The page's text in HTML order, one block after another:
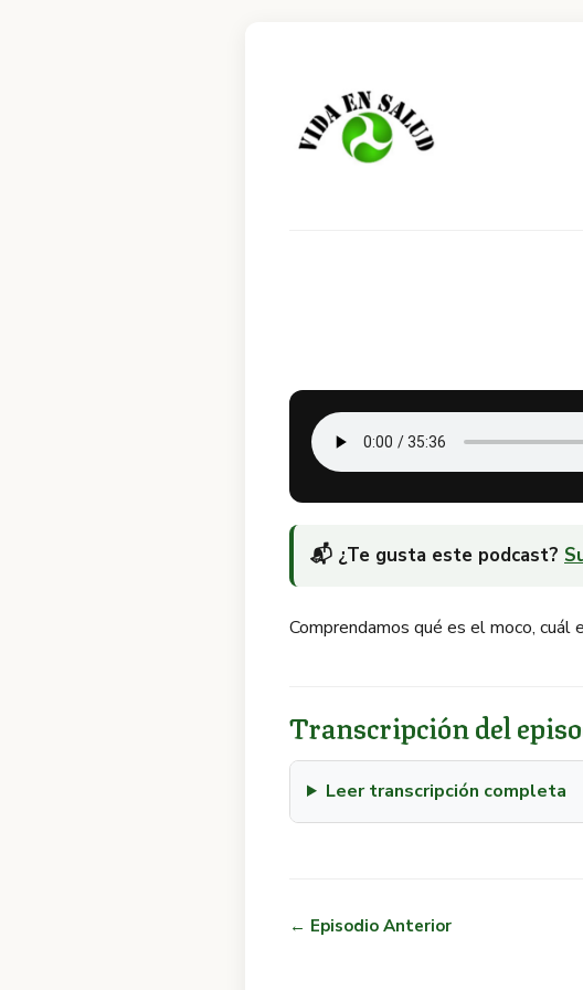
📬 ¿Te gusta este podcast?
Comprendamos qué es el moco, cuál
Transcripción del
Leer transcripción completa
← Episodio Anterior